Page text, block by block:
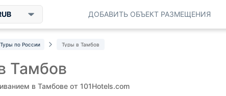
ДОБАВИТЬ ОБЪЕКТ РАЗМЕЩЕНИЯ
Туры по России Туры в Тамбов
Тамбов
в Тамбове от 101Hotels.com